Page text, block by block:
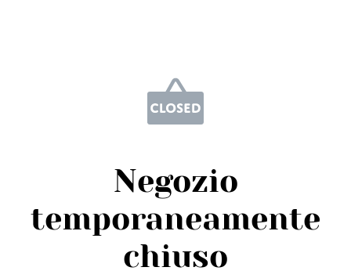
Negozio
temporaneamente
chiuso